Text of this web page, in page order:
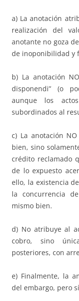
a) La anotación
realización del
anotante no goza
de inoponibilidad y
b) La anotación
disponendi” (o
aunque los
subordinados al
c) La anotación
bien, sino
crédito reclamado
de lo expuesto
ello, la existencia
la concurrencia
mismo bien.
d) No atribuye al
cobro, sino
posteriores, con
e) Finalmente, la
del embargo, pero